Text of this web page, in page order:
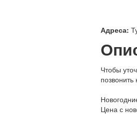
Адреса:
Чтобы
Цена с